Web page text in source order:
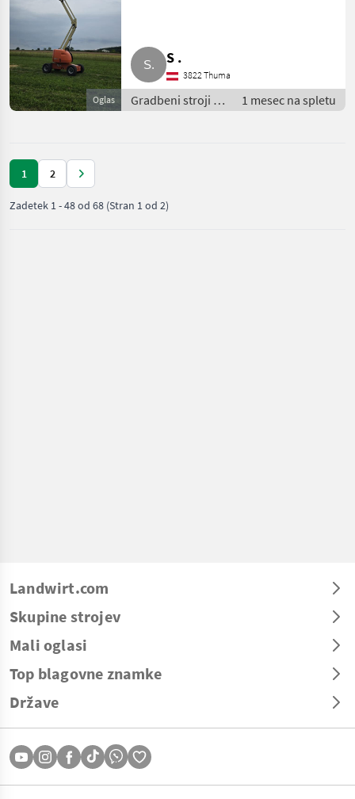
Oglas
S .
3822 Thuma
Gradbeni stroji /
Teleskopski
1 mesec na spletu
1 2
Zadetek 1-48od 68 (Stran 1 od 2)
Landwirt.com
Skupine strojev
Mali oglasi
Top blagovne znamke
Države